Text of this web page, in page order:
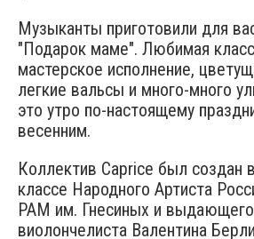
Музыканты приготовили для
"Подарок маме". Любимая
мастерское исполнение,
легкие вальсы и много-много
это утро по-настоящему
весенним.
Коллектив Caprice был создан
классе Народного Артиста
РАМ им. Гнесиных и
виолончелиста Валентина